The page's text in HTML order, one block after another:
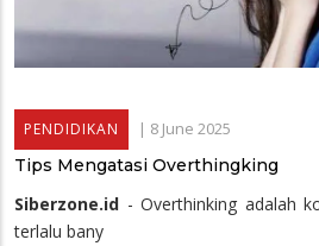
PENDIDIKAN | 8 June 2025
Tips Mengatasi Overthingking
Siberzone.id - Overthinking adalah
terlalu bany